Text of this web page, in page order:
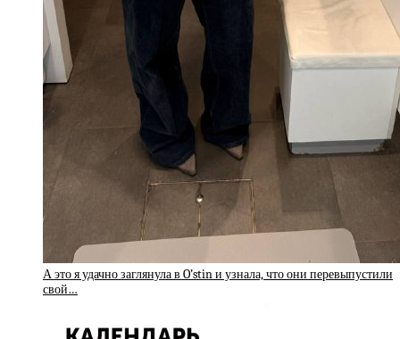
А это я удачно заглянула в O’stin и узнала, что они перевыпустили
свой…